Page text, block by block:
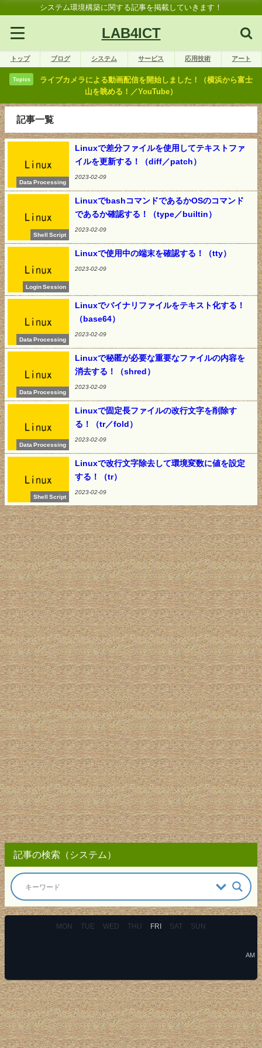
システム環境構築に関する記事を掲載していきます！
LAB4ICT
トップ ブログ システム サービス 応用技術 アート
Topics
ライブカメラによる動画配信を開始しました！（横浜から富士
山を眺める！／YouTube）
記事一覧
Data Processing
Linuxで差分ファイルを使用してテキストファ
イルを更新する！（diff／patch）
2023-02-09
Shell Script
LinuxでbashコマンドであるかOSのコマンド
であるか確認する！（type／builtin）
2023-02-09
Login Session
Linuxで使用中の端末を確認する！（tty）
2023-02-09
Data Processing
Linuxでバイナリファイルをテキスト化する！
（base64）
2023-02-09
Data Processing
Linuxで秘匿が必要な重要なファイルの内容を
消去する！（shred）
2023-02-09
Data Processing
Linuxで固定長ファイルの改行文字を削除す
る！（tr／fold）
2023-02-09
Shell Script
Linuxで改行文字除去して環境変数に値を設定
する！（tr）
2023-02-09
記事の検索（システム）
MON TUE WED THU FRI SAT SUN
AM